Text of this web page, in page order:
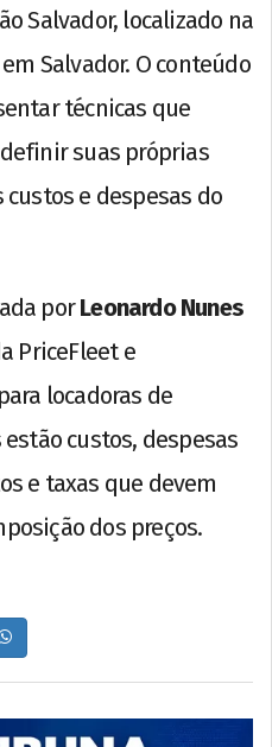
Salvador, localizado na
em Salvador. O conteúdo
técnicas que
suas próprias
e despesas do
porLeonardo Nunes
PriceFleet e
locadoras de
custos, despesas
e taxas que devem
dos preços.